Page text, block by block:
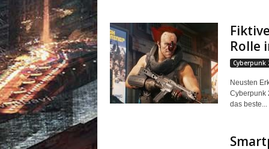
Rolle
Cyberpunk
Neusten
Cyberpunk
das beste...